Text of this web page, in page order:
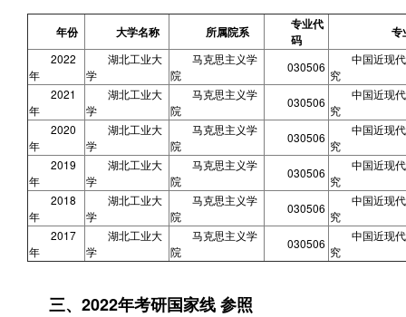
年份 大学名称 所属院系
专业代
码
专
2022
年
湖北工业大
学
马克思主义学
院
030506
中国近现
究
2021
年
湖北工业大
学
马克思主义学
院
030506
中国近现
究
2020
年
湖北工业大
学
马克思主义学
院
030506
中国近现
究
2019
年
湖北工业大
学
马克思主义学
院
030506
中国近现
究
2018
年
湖北工业大
学
马克思主义学
院
030506
中国近现
究
2017
年
湖北工业大
学
马克思主义学
院
030506
中国近现
究
三、2022年考研国家线 参照